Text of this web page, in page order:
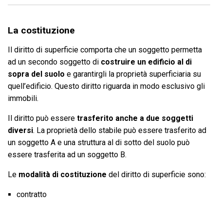
La costituzione
Il diritto di superficie comporta che un soggetto permetta
ad un secondo soggetto di costruire un edificio al di
sopra del suolo e garantirgli la proprietà superficiaria su
quell’edificio. Questo diritto riguarda in modo esclusivo gli
immobili.
Il diritto può essere trasferito anche a due soggetti
diversi. La proprietà dello stabile può essere trasferito ad
un soggetto A e una struttura al di sotto del suolo può
essere trasferita ad un soggetto B.
Le modalità di costituzione del diritto di superficie sono:
contratto